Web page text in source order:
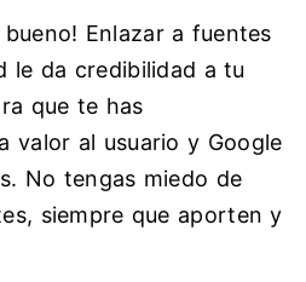
Enlazar a fuentes
le da credibilidad a tu
que te has
valor al usuario y Google
No tengas miedo de
siempre que aporten y